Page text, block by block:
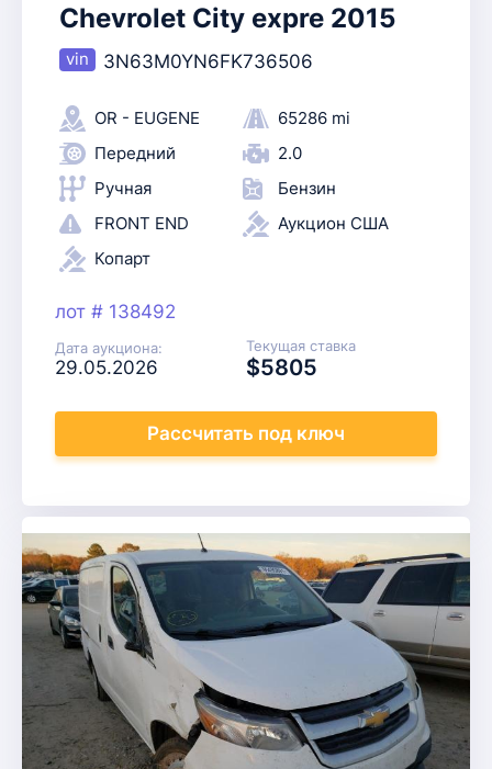
Chevrolet City expre 2015
3N63M0YN6FK736506
OR - EUGENE
65286 mi
Передний
2.0
Ручная
Бензин
FRONT END
Аукцион США
Копарт
лот # 138492
Дата аукциона:
29.05.2026
Текущая ставка
$5805
Рассчитать под ключ